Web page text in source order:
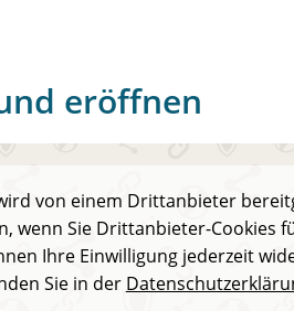
eröffnen
von einem Drittanbieter
wenn Sie Drittanbieter-Cookies
Ihre Einwilligung jederzeit
Sie in der